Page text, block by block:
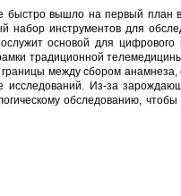
быстро вышло на первый план
набор инструментов для
основой для цифрового
традиционной
между сбором
Из-за
обследованию, чтобы